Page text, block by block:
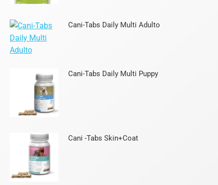
Cani-Tabs Daily Multi Adulto
Cani-Tabs Daily Multi Puppy
Cani -Tabs Skin+Coat